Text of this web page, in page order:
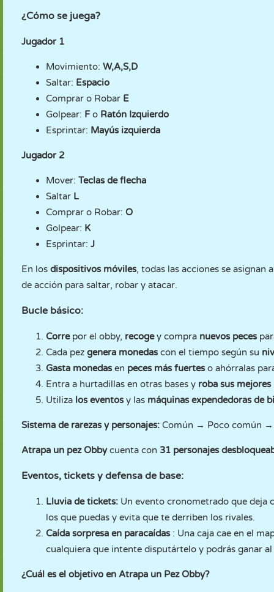
¿Cómo se juega?
Jugador 1
Movimiento: W,A,S,D
Saltar: Espacio
Comprar o Robar E
Golpear: Fo Ratón Izquierdo
Esprintar: Mayús izquierda
Jugador 2
Mover: Teclas de flecha
Saltar L
Comprar o Robar: O
Golpear: K
Esprintar: J
En los dispositivos móviles, todas las acciones se
de acción para saltar, robar y atacar.
Bucle básico:
Correpor el obby, recogey compra nuevos peces
Cada pez genera monedascon el tiempo según su
Gasta monedasen peces más fuerteso ahórralas
Entra a hurtadillas en otras bases y roba sus mejores
Utiliza los eventosy las máquinas expendedoras de
Sistema de rarezas y personajes: Común → Poco común
Atrapa un pez Obbycuenta con 31 personajes
Eventos, tickets y defensa de base:
Lluvia de tickets: Un evento cronometrado que deja
los que puedas y evita que te derriben los rivales.
Caída sorpresa en paracaídas : Una caja cae en el
cualquiera que intente disputártelo y podrás ganar
¿Cuál es el objetivo en Atrapa un Pez Obby?